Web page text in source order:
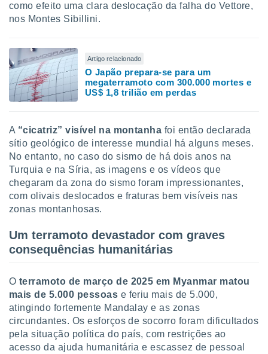
como efeito uma clara deslocação da falha do Vettore,
nos Montes Sibillini.
Artigo relacionado
O Japão prepara-se para um
megaterramoto com 300.000 mortes e
US$ 1,8 trilião em perdas
A “cicatriz” visível na montanha foi então declarada
sítio geológico de interesse mundial há alguns meses.
No entanto, no caso do sismo de há dois anos na
Turquia e na Síria, as imagens e os vídeos que
chegaram da zona do sismo foram impressionantes,
com olivais deslocados e fraturas bem visíveis nas
zonas montanhosas.
Um terramoto devastador com graves
consequências humanitárias
O terramoto de março de 2025 em Myanmar matou
mais de 5.000 pessoas e feriu mais de 5.000,
atingindo fortemente Mandalay e as zonas
circundantes. Os esforços de socorro foram dificultados
pela situação política do país, com restrições ao
acesso da ajuda humanitária e escassez de pessoal